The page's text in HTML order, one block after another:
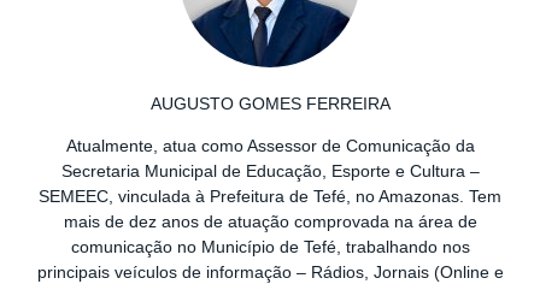
AUGUSTO GOMES FERREIRA
Atualmente, atua como Assessor de Comunicação da
Secretaria Municipal de Educação, Esporte e Cultura –
SEMEEC, vinculada à Prefeitura de Tefé, no Amazonas. Tem
mais de dez anos de atuação comprovada na área de
comunicação no Município de Tefé, trabalhando nos
principais veículos de informação – Rádios, Jornais (Online e